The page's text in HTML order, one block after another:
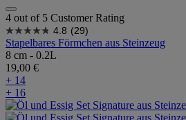
4 out of 5 Customer Rating
4.8 (29)
Stapelbares Förmchen aus Steinzeug
8 cm - 0.2L
19,00 €
+ 14
+ 16